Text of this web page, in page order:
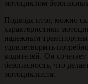
мотоциклом
Подводя итог, можно
характеристики
надежным
удовлетворить
водителей. Он
безопасность, что
мотоциклиста.